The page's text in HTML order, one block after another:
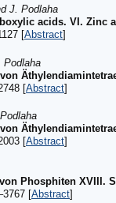
J. Podlaha
acids. VI. Zinc
[Abstract]
Podlaha
[Abstract]
[Abstract]
Phosphiten XVIII.
[Abstract]